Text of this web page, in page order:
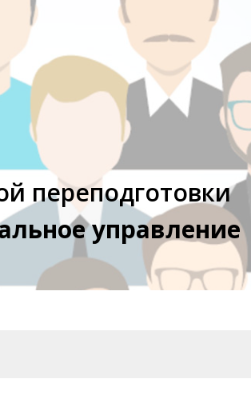
переподготовки
управление